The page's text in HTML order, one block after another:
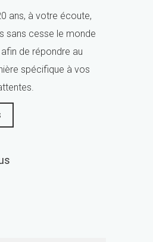
ans, à votre écoute,
sans cesse le monde
de répondre au
spécifique à vos